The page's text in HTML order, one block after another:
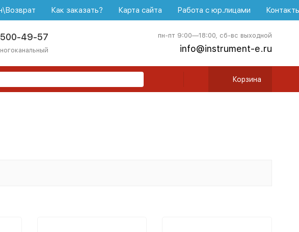
Как заказать? Карта сайта Работа с юр.лицами
49-57 пн-пт 9:00—18:00, сб-вс выходной
info@instrument-e.ru
Корзина